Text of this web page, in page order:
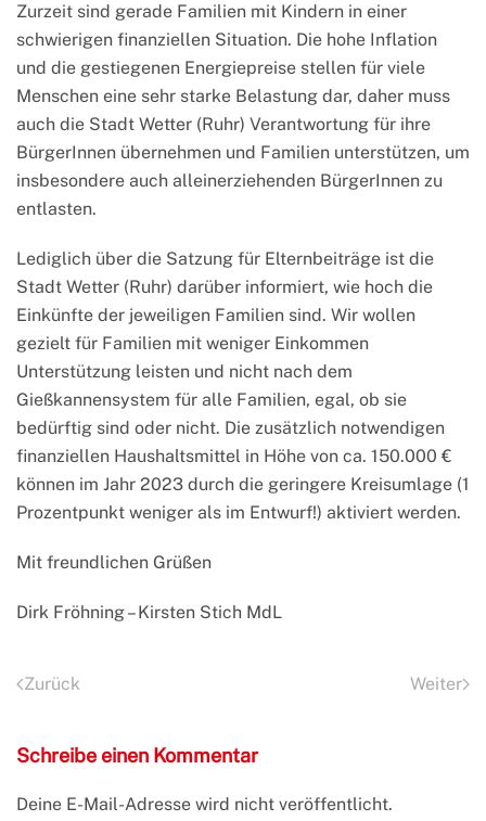
Zurzeit sind gerade Familien mit Kindern in einer
schwierigen finanziellen Situation. Die hohe Inflation
und die gestiegenen Energiepreise stellen für viele
Menschen eine sehr starke Belastung dar, daher muss
auch die Stadt Wetter (Ruhr) Verantwortung für ihre
BürgerInnen übernehmen und Familien unterstützen, um
insbesondere auch alleinerziehenden BürgerInnen zu
entlasten.
Lediglich über die Satzung für Elternbeiträge ist die
Stadt Wetter (Ruhr) darüber informiert, wie hoch die
Einkünfte der jeweiligen Familien sind. Wir wollen
gezielt für Familien mit weniger Einkommen
Unterstützung leisten und nicht nach dem
Gießkannensystem für alle Familien, egal, ob sie
bedürftig sind oder nicht. Die zusätzlich notwendigen
finanziellen Haushaltsmittel in Höhe von ca. 150.000 €
können im Jahr 2023 durch die geringere Kreisumlage (1
Prozentpunkt weniger als im Entwurf!) aktiviert werden.
Mit freundlichen Grüßen
Dirk Fröhning – Kirsten Stich MdL
Zurück Weiter
Schreibe einen Kommentar
Deine E-Mail-Adresse wird nicht veröffentlicht.